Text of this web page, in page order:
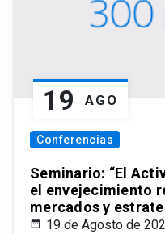
19 AGO
Conferencias
Seminario: “El
el envejecimiento
mercados y
19 de Agosto de